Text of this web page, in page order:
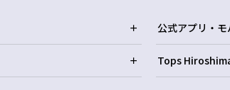
公式アプリ・モ
Tops